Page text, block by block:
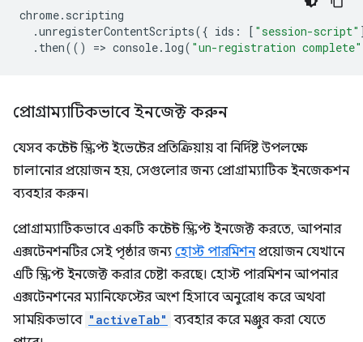
chrome. scripting
.unregisterContentScripts({ ids : [ "session-script"
. then(() => console. log( "un-registration complete"
প্রোগ্রাম্যাটিকভাবে ইনজেক্ট করুন
যেসব কন্টেন্ট স্ক্রিপ্ট ইভেন্টের প্রতিক্রিয়ায় বা নির্দিষ্ট উপলক্ষে
চালানোর প্রয়োজন হয়, সেগুলোর জন্য প্রোগ্রাম্যাটিক ইনজেকশন
ব্যবহার করুন।
প্রোগ্রাম্যাটিকভাবে একটি কন্টেন্ট স্ক্রিপ্ট ইনজেক্ট করতে, আপনার
এক্সটেনশনটির সেই পৃষ্ঠার জন্য হোস্ট পারমিশনপ্রয়োজন যেখানে
এটি স্ক্রিপ্ট ইনজেক্ট করার চেষ্টা করছে। হোস্ট পারমিশন আপনার
এক্সটেনশনের ম্যানিফেস্টের অংশ হিসাবে অনুরোধ করে অথবা
সাময়িকভাবে "activeTab" ব্যবহার করে মঞ্জুর করা যেতে